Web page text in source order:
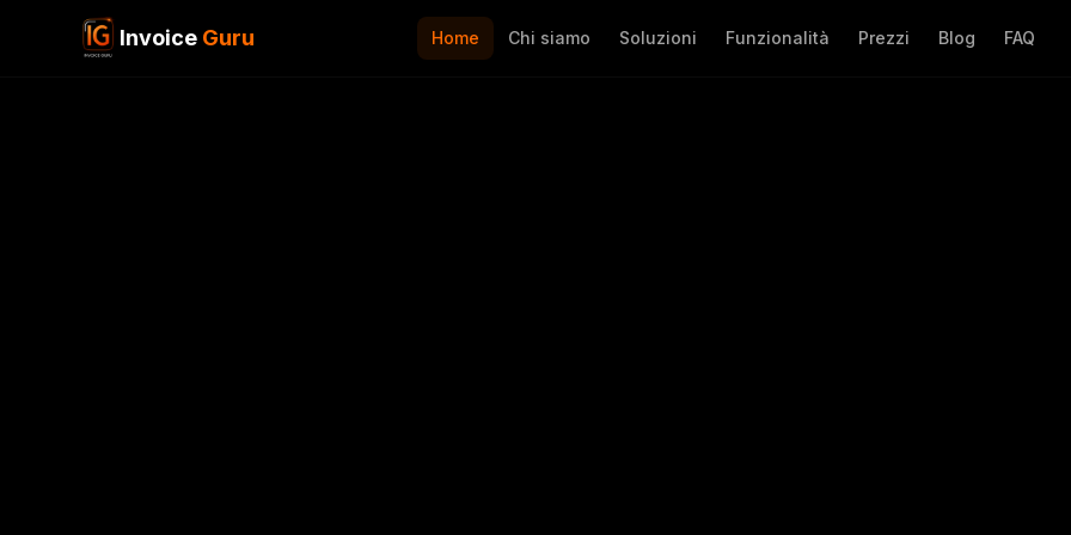
Invoice Guru Home Chi siamo Soluzioni Funzionalità Prezzi Blog FAQ